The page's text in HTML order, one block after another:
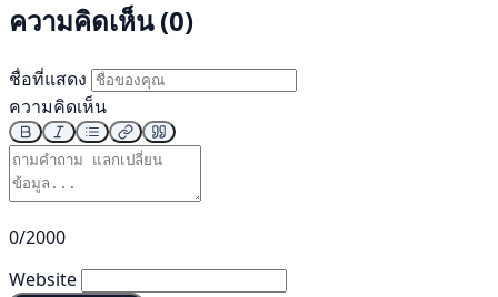
ความคิดเห็น (0)
ชื่อที่แสดง
ความคิดเห็น
0/2000
Website